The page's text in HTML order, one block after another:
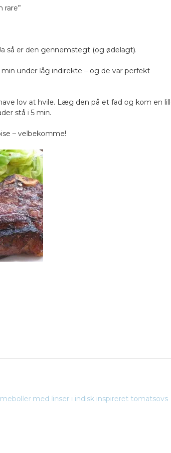
er den gennemstegt (og ødelagt).
under låg indirekte – og de var perfekt
lov at hvile. Læg den på et fad og kom en
stå i 5 min.
– velbekomme!
med linser i indisk inspireret tomatsovs